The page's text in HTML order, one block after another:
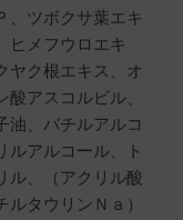
、ツボクサ葉エキ
ヒメフウロエキ
ヤク根エキス、オ
アスコルビル、
油、バチルアルコ
ルアルコール、ト
ル、（アクリル酸
タウリンＮａ）